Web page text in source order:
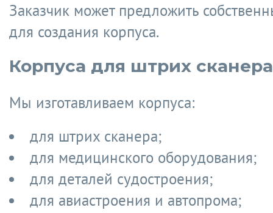
Заказчик может предложить
для создания корпуса.
Корпуса для штрих
Мы изготавливаем корпуса:
для штрих сканера;
для медицинского оборудования;
для деталей судостроения;
для авиастроения и автопрома;